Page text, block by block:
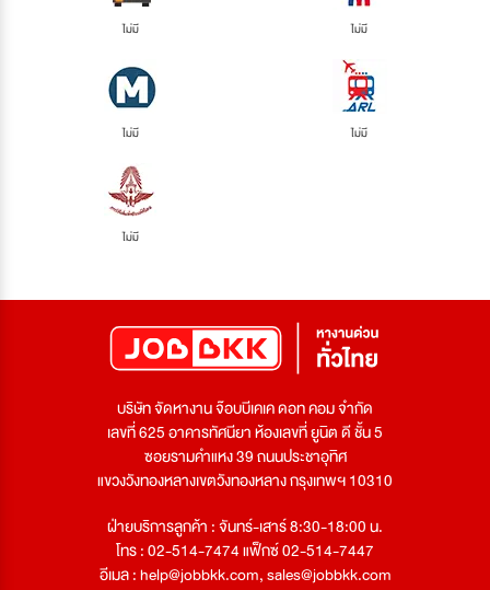
ไม่มี ไม่มี
ไม่มี ไม่มี
ไม่มี
บริษัท จัดหางาน จ๊อบบีเคเค ดอท คอม จำกัด
เลขที่ 625 อาคารทัศนียา ห้องเลขที่ ยูนิต ดี ชั้น 5
ซอยรามคำแหง 39 ถนนประชาอุทิศ
แขวงวังทองหลางเขตวังทองหลาง กรุงเทพฯ 10310
ฝ่ายบริการลูกค้า : จันทร์-เสาร์ 8:30-18:00 น.
โทร : 02-514-7474 แฟ็กซ์ 02-514-7447
อีเมล :help@jobbkk.com,sales@jobbkk.com